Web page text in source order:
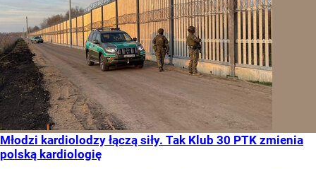
Młodzi kardiolodzy łączą siły. Tak Klub 30 PTK zmienia
polską kardiologię